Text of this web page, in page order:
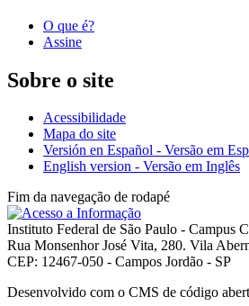
O que é?
Assine
Sobre o site
Acessibilidade
Mapa do site
Versión en Español - Versão em
English version - Versão em Inglês
Fim da navegação de rodapé
Instituto Federal de São Paulo - Campus
Rua Monsenhor José Vita, 280. Vila
CEP: 12467-050 - Campos Jordão - SP
Desenvolvido com o CMS de código